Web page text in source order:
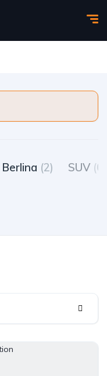
Berlina (2) SUV (0)